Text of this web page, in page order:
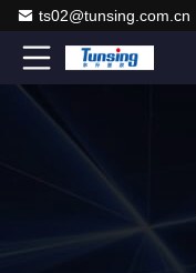
ts02@tunsing.com.cn